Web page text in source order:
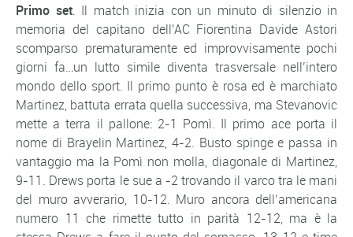
Primo set. Il match inizia con un minuto di silenzio in
memoria del capitano dell’AC Fiorentina Davide Astori
scomparso prematuramente ed improvvisamente pochi
giorni fa…un lutto simile diventa trasversale nell’intero
mondo dello sport. Il primo punto è rosa ed è marchiato
Martinez, battuta errata quella successiva, ma Stevanovic
mette a terra il pallone: 2-1 Pomì. Il primo ace porta il
nome di Brayelin Martinez, 4-2. Busto spinge e passa in
vantaggio ma la Pomì non molla, diagonale di Martinez,
9-11. Drews porta le sue a -2 trovando il varco tra le mani
del muro avverario, 10-12. Muro ancora dell’americana
numero 11 che rimette tutto in parità 12-12, ma è la